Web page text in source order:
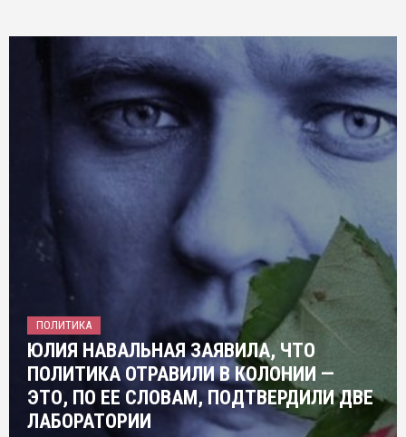
ПОЛИТИКА
ЮЛИЯ НАВАЛЬНАЯ ЗАЯВИЛА, ЧТО
ПОЛИТИКА ОТРАВИЛИ В КОЛОНИИ —
ЭТО, ПО ЕЕ СЛОВАМ, ПОДТВЕРДИЛИ ДВЕ
ЛАБОРАТОРИИ